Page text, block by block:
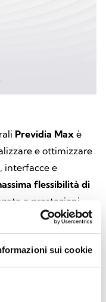
sui cookie
Previdia Max è
e ottimizzare
interfacce e
flessibilità di
e prestazioni